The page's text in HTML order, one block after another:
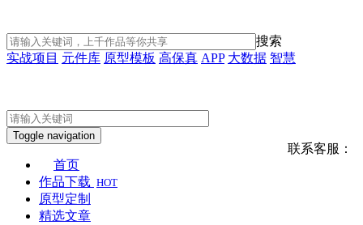
搜索
实战项目 元件库 原型模板 高保真 APP 大数据 智慧
联系客服：
Toggle navigation
首页
作品下载 HOT
原型定制
精选文章